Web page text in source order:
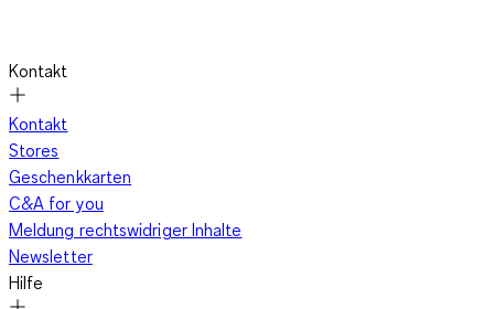
Kontakt
Kontakt
Stores
Geschenkkarten
C&A for you
Meldung rechtswidriger Inhalte
Newsletter
Hilfe